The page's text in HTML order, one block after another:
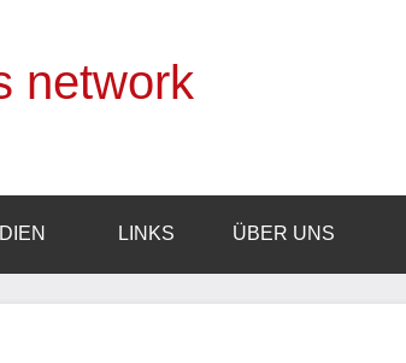
network
LINKS ÜBER UNS